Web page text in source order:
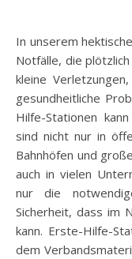
In unserem hektischen Alltag sind wir oft unvorbereitet auf
Notfälle, die
kleine
gesundheitliche
Hilfe-Stationen
sind nicht nur in
Bahnhöfen und
auch in vielen
nur die
Sicherheit, dass im
kann. Erste-Hilfe-
dem